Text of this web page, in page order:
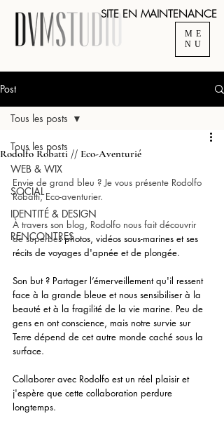
ME
NU
SITE EN MAINTENANCE
Post
Tous les posts
WEB & WIX
SOCIAL
IDENTITÉ & DESIGN
RENCONTRES
Tous les posts
Rodolfo Robatti // Eco-Aventurié
Envie de grand bleu ? Je vous présente Rodolfo
Robatti, Eco-aventurier.
À travers son blog, Rodolfo nous fait découvrir
de superbes photos, vidéos sous-marines et ses
récits de voyages d'apnée et de plongée.
Son but ? Partager l’émerveillement qu'il ressent
face à la grande bleue et nous sensibiliser à la
beauté et à la fragilité de la vie marine. Peu de
gens en ont conscience, mais notre survie sur
Terre dépend de cet autre monde caché sous la
surface.
Collaborer avec Rodolfo est un réel plaisir et
j'espère que cette collaboration perdure
longtemps.